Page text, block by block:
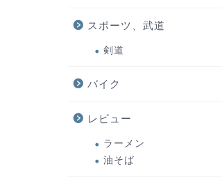
スポーツ、武道
剣道
バイク
レビュー
ラーメン
油そば